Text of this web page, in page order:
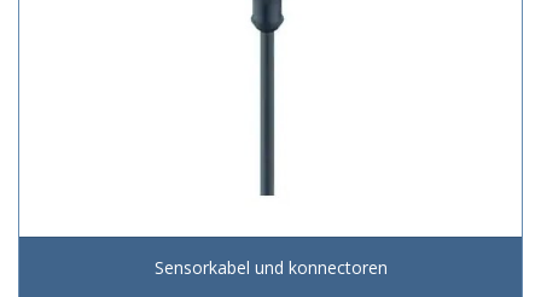
Sensorkabel und konnectoren